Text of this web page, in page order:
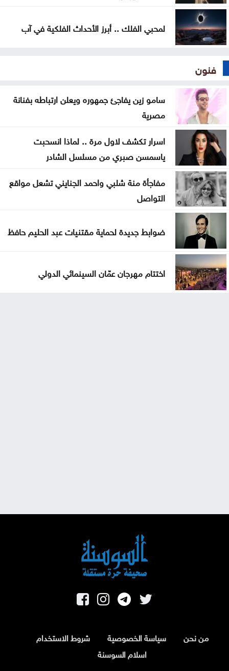
لمحبي الفلك .. أبرز الأحداث الفلكية في آب
فنون
سامو زين يفاجئ جمهوره ويعلن ارتباطه بفنانة
مصرية
اسرار تكشف لاول مرة .. لماذا انسحبت
ياسمسن صبري من مسلسل الشادر
مفاجأة منة شلبي واحمد الجنايني تشعل مواقع
التواصل
ضوابط جديدة لحماية مقتنيات عبد الحليم حافظ
اختتام مهرجان عمّان السينمائي الدولي
من نحن سياسة الخصوصية
شروط الاستخدام
اسلام السوسنة